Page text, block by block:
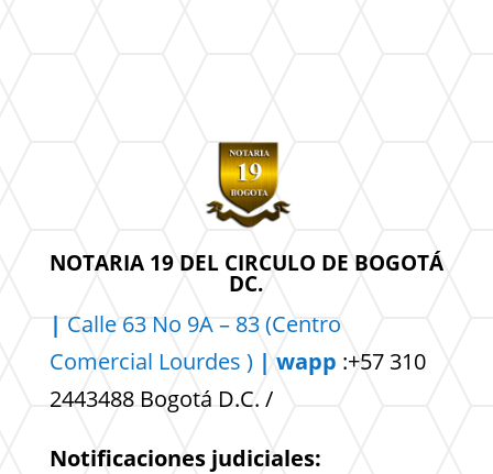
NOTARIA 19 DEL CIRCULO DE BOGOTÁ
DC.
| Calle 63 No 9A – 83 (Centro
Comercial Lourdes ) | wapp :+57 310
2443488 Bogotá D.C. /
Notificaciones judiciales: